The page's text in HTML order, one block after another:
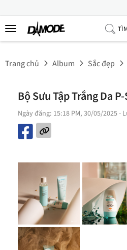
Trang
Phẩm
Sưu
Trang chủ Album Sắc đẹp
Bộ Sưu Tập Trắng Da
Ngày đăng: 15:18 PM, 30/05/2025-